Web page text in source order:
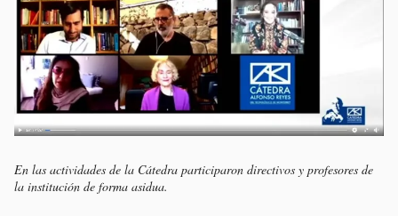
En las actividades de la Cátedra participaron directivos y profesores de
la institución de forma asidua.